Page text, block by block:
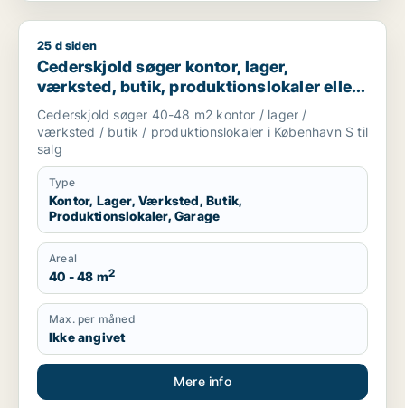
Cederskjold søger kontor, lager, værksted, butik,
25 d siden
Cederskjold søger kontor, lager,
værksted, butik, produktionslokaler eller
garage til salg i København S
Cederskjold søger 40-48 m2 kontor / lager /
værksted / butik / produktionslokaler i København S til
salg
Type
Kontor, Lager, Værksted, Butik,
Produktionslokaler, Garage
Areal
40 - 48 m2
Max. per måned
Ikke angivet
Mere info